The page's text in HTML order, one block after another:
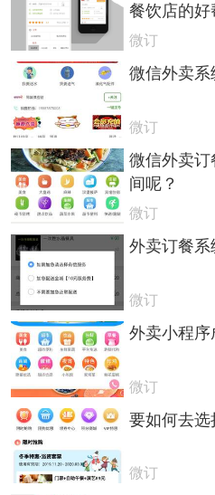
餐饮店的好
微订
微信外卖系
微订
微信外卖
间呢？
微订
外卖订餐
微订
外卖小程
微订
要如何去
微订